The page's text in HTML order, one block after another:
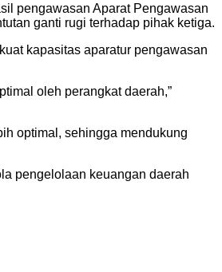
pengawasan Aparat Pengawasan
ganti rugi terhadap pihak ketiga.
kapasitas aparatur pengawasan
oleh perangkat daerah,”
optimal, sehingga mendukung
pengelolaan keuangan daerah